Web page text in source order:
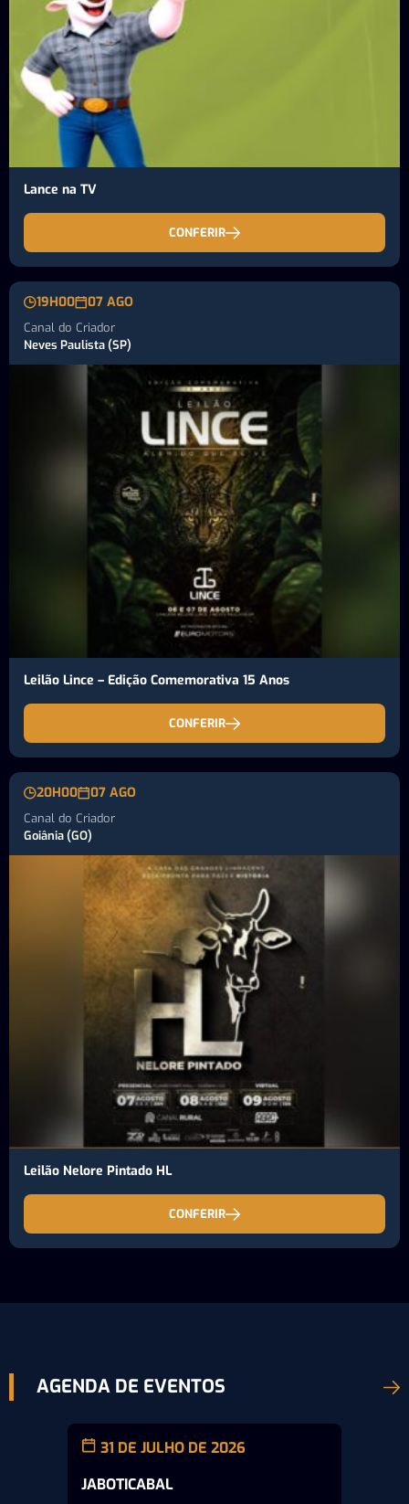
Lance na TV
CONFERIR
19H00 07 AGO
Canal do Criador
Neves Paulista (SP)
Leilão Lince – Edição Comemorativa 15 Anos
CONFERIR
20H00 07 AGO
Canal do Criador
Goiânia (GO)
Leilão Nelore Pintado HL
CONFERIR
AGENDA DE EVENTOS
31 DE JULHO DE 2026
JABOTICABAL